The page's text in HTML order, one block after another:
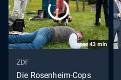
43 min
ZDF
Die Rosenheim-Cops